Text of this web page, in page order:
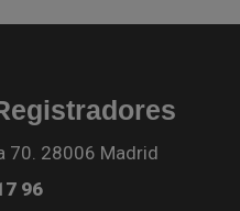
70. 28006 Madrid
96